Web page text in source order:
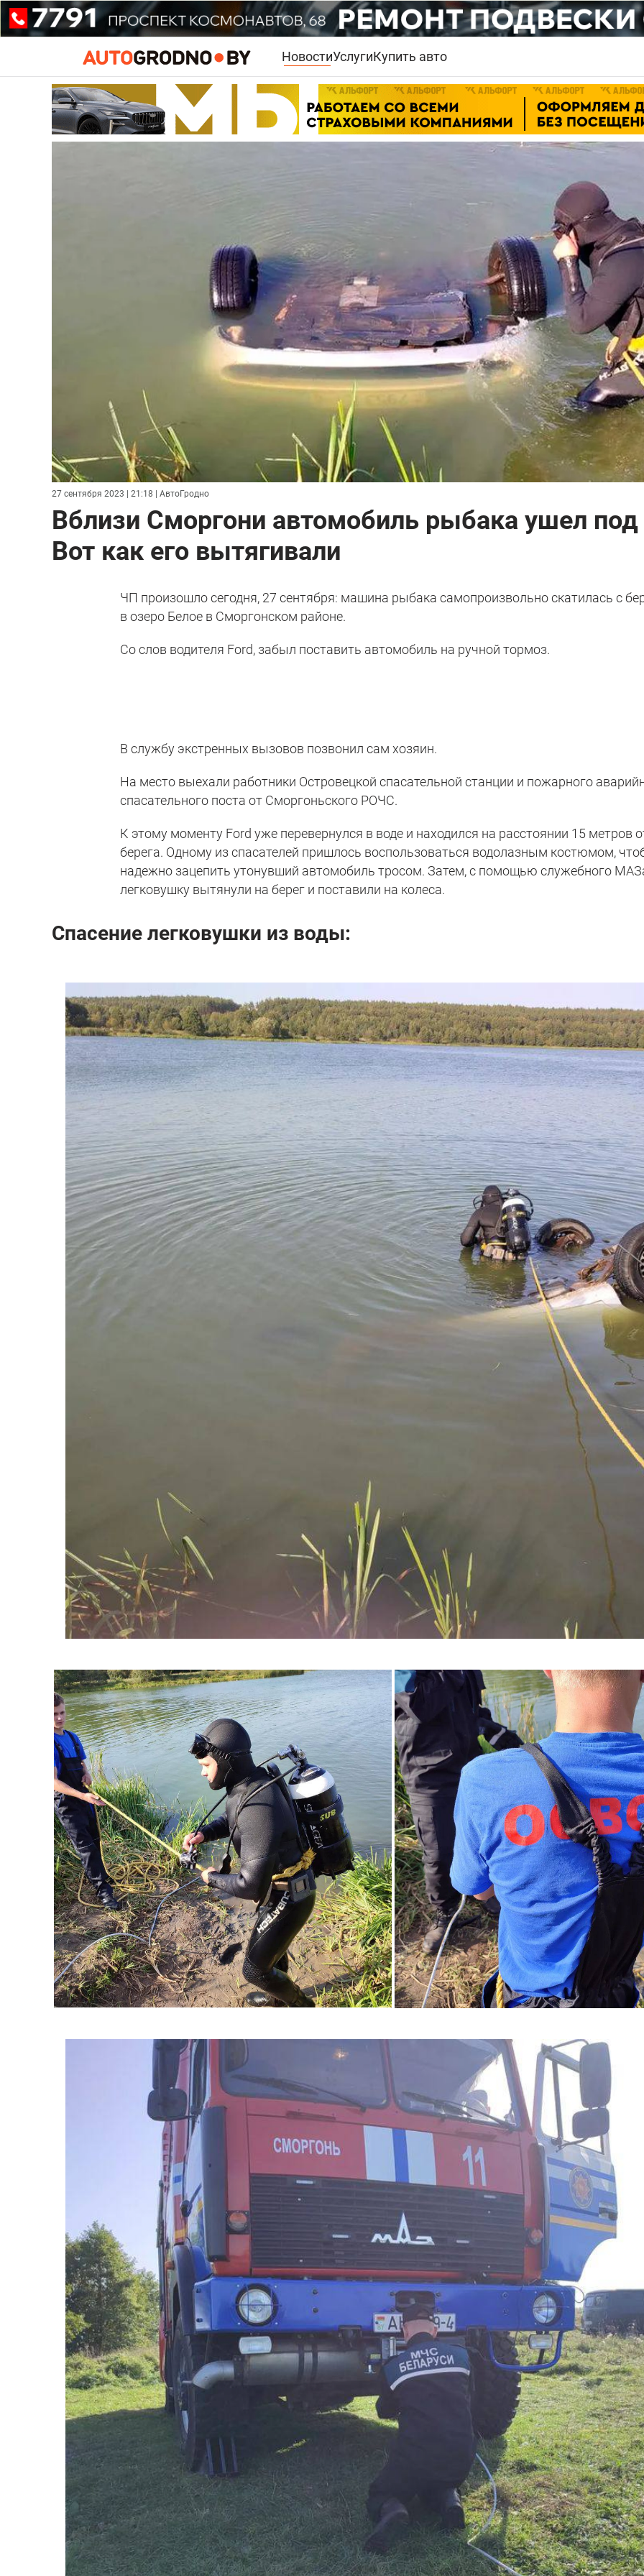
НовостиУслугиКупить авто
27 сентября 2023 | 21:18 | АвтоГродно
Вблизи Сморгони автомобиль рыбака ушел под
Вот как его вытягивали
ЧП произошло сегодня, 27 сентября: машина рыбака самопроизвольно скатилась с
в озеро Белое в Сморгонском районе.
Со слов водителя Ford, забыл поставить автомобиль на ручной тормоз.
В службу экстренных вызовов позвонил сам хозяин.
На место выехали работники Островецкой спасательной станции и пожарного
спасательного поста от Сморгоньского РОЧС.
К этому моменту Ford уже перевернулся в воде и находился на расстоянии 15 метров
берега. Одному из спасателей пришлось воспользоваться водолазным костюмом,
надежно зацепить утонувший автомобиль тросом. Затем, с помощью служебного
легковушку вытянули на берег и поставили на колеса.
Спасение легковушки из воды: